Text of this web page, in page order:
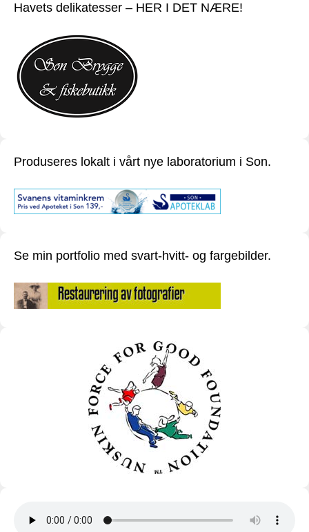
Havets delikatesser – HER I DET NÆRE!
Produseres lokalt i vårt nye laboratorium i Son.
Se min portfolio med svart-hvitt- og fargebilder.